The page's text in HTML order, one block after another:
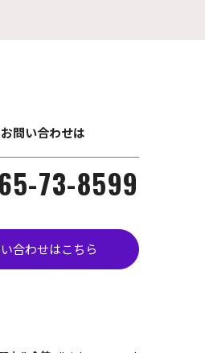
問い合わせは
73-8599
合わせはこちら